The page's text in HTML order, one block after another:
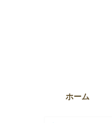
ホーム